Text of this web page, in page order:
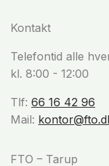
Kontakt
Telefontid alle
kl. 8:00 - 12:00
Tlf: 66 16 42 96
Mail:
FTO – Tarup